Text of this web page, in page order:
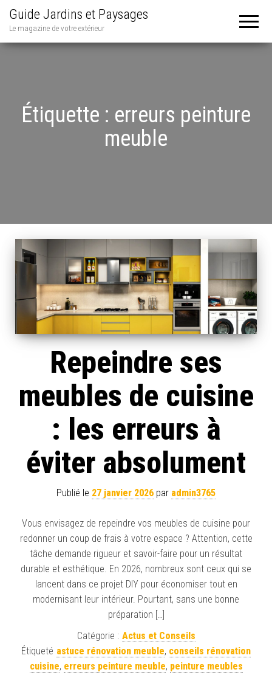
Guide Jardins et Paysages
Le magazine de votre extérieur
Étiquette : erreurs peinture
meuble
Repeindre ses
meubles de cuisine
: les erreurs à
éviter absolument
Publié le 27 janvier 2026 par admin3765
Vous envisagez de repeindre vos meubles de cuisine pour
redonner un coup de frais à votre espace ? Attention, cette
tâche demande rigueur et savoir-faire pour un résultat
durable et esthétique. En 2026, nombreux sont ceux qui se
lancent dans ce projet DIY pour économiser tout en
modernisant leur intérieur. Pourtant, sans une bonne
préparation […]
Catégorie : Actus et Conseils
Étiqueté astuce rénovation meuble, conseils rénovation
cuisine, erreurs peinture meuble, peinture meubles